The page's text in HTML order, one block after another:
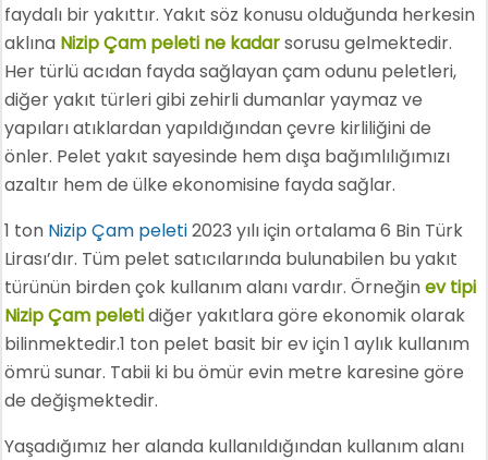
faydalı bir yakıttır. Yakıt söz konusu olduğunda herkesin
aklına Nizip Çam peleti ne kadarsorusu gelmektedir.
Her türlü acıdan fayda sağlayan çam odunu peletleri,
diğer yakıt türleri gibi zehirli dumanlar yaymaz ve
yapıları atıklardan yapıldığından çevre kirliliğini de
önler. Pelet yakıt sayesinde hem dışa bağımlılığımızı
azaltır hem de ülke ekonomisine fayda sağlar.
1 ton Nizip Çam peleti2023 yılı için ortalama 6 Bin Türk
Lirası’dır. Tüm pelet satıcılarında bulunabilen bu yakıt
türünün birden çok kullanım alanı vardır. Örneğinev tipi
Nizip Çam peletidiğer yakıtlara göre ekonomik olarak
bilinmektedir.1 ton pelet basit bir ev için 1 aylık kullanım
ömrü sunar. Tabii ki bu ömür evin metre karesine göre
de değişmektedir.
Yaşadığımız her alanda kullanıldığından kullanım alanı